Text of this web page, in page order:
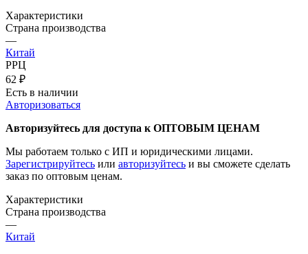
Характеристики
Страна производства
—
Китай
РРЦ
62 ₽
Есть в наличии
Авторизоваться
Авторизуйтесь для доступа к ОПТОВЫМ ЦЕНАМ
Мы работаем только с ИП и юридическими лицами.
Зарегистрируйтесь или авторизуйтесь и вы сможете сделать
заказ по оптовым ценам.
Характеристики
Страна производства
—
Китай